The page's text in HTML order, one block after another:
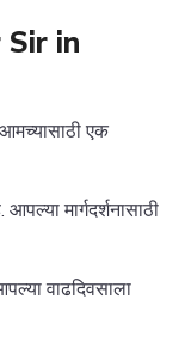
in
एक
मार्गदर्शनासाठी
वाढदिवसाला